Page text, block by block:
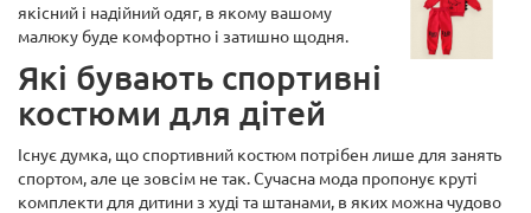
якісний і надійний одяг, в якому вашому
малюку буде комфортно і затишно щодня.
Які бувають спортивні
костюми для дітей
Існує думка, що спортивний костюм потрібен лише для занять
спортом, але це зовсім не так. Сучасна мода пропонує круті
комплекти для дитини з худі та штанами, в яких можна чудово